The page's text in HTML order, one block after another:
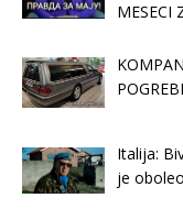
MESECI
Italija:
je